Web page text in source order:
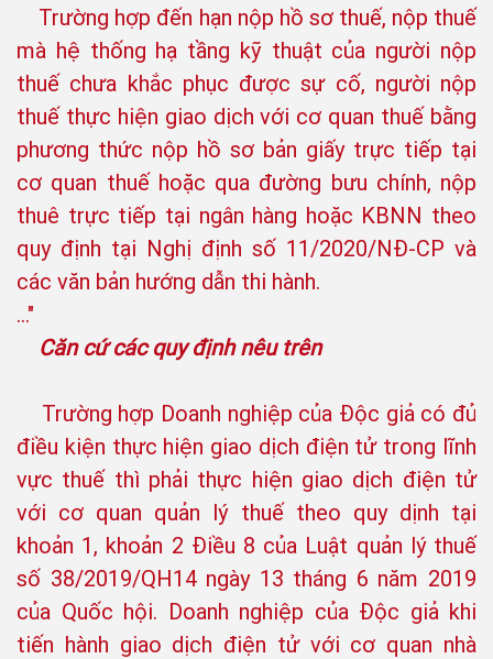
Trường hợp đến hạn nộp hồ sơ thuế, nộp thuế
mà hệ thống hạ tầng kỹ thuật của người nộp
thuế chưa khắc phục được sự cố, người nộp
thuế thực hiện giao dịch với cơ quan thuế bằng
phương thức nộp hồ sơ bản giấy trực tiếp tại
cơ quan thuế hoặc qua đường bưu chính, nộp
thuê trực tiếp tại ngân hàng hoặc KBNN theo
quy định tại Nghị định số 11/2020/NĐ-CP và
các văn bản hướng dẫn thi hành.
..."
Căn cứ các quy định nêu trên
Trường hợp Doanh nghiệp của Độc giả có đủ
điều kiện thực hiện giao dịch điện tử trong lĩnh
vực thuế thì phải thực hiện giao dịch điện tử
với cơ quan quản lý thuế theo quy dịnh tại
khoản 1, khoản 2 Điều 8 của Luật quản lý thuế
số 38/2019/QH14 ngày 13 tháng 6 năm 2019
của Quốc hội. Doanh nghiệp của Độc giả khi
tiến hành giao dịch điện tử với cơ quan nhà